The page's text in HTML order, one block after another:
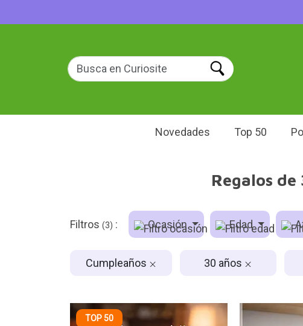
Novedades Top 50
Regalos
Filtros (3) : Ocasión Edad
Cumpleaños 30 años
TOP 50